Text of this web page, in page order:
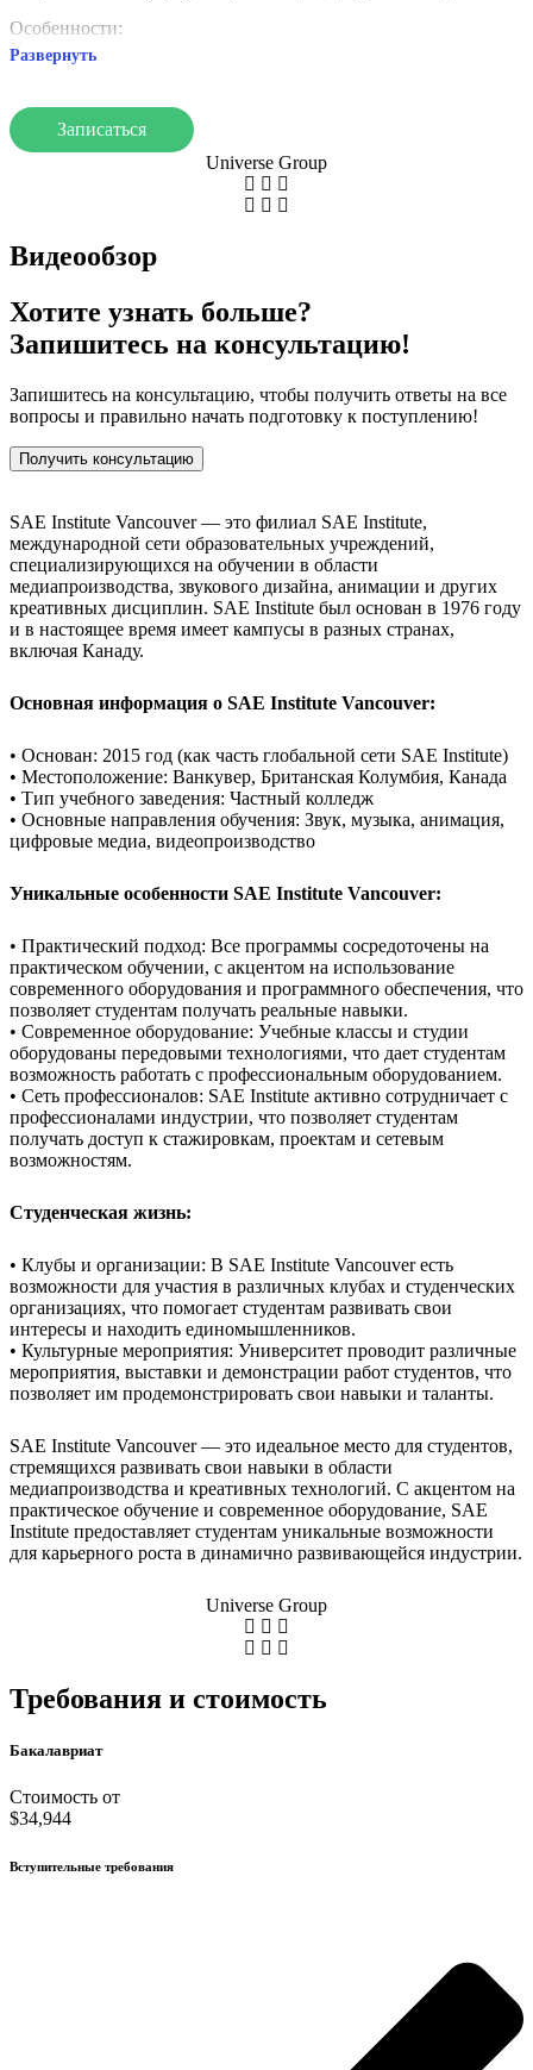
Особенности:
Практическое обучение с современным оборудованием
Сотрудничество с индустрией для стажировок и проектов
практические навыки в медиапроизводстве и креативных
технологиях.
Развернуть
Записаться
Universe Group
Видеообзор
Хотите узнать больше?
Запишитесь на консультацию!
Запишитесь на консультацию, чтобы получить ответы на все
вопросы и правильно начать подготовку к поступлению!
Получить консультацию
SAE Institute Vancouver — это филиал SAE Institute,
международной сети образовательных учреждений,
специализирующихся на обучении в области
медиапроизводства, звукового дизайна, анимации и других
креативных дисциплин. SAE Institute был основан в 1976 году
и в настоящее время имеет кампусы в разных странах,
включая Канаду.
Основная информация о SAE Institute Vancouver:
• Основан: 2015 год (как часть глобальной сети SAE Institute)
• Местоположение: Ванкувер, Британская Колумбия, Канада
• Тип учебного заведения: Частный колледж
• Основные направления обучения: Звук, музыка, анимация,
цифровые медиа, видеопроизводство
Уникальные особенности SAE Institute Vancouver:
• Практический подход: Все программы сосредоточены на
практическом обучении, с акцентом на использование
современного оборудования и программного обеспечения, что
позволяет студентам получать реальные навыки.
• Современное оборудование: Учебные классы и студии
оборудованы передовыми технологиями, что дает студентам
возможность работать с профессиональным оборудованием.
• Сеть профессионалов: SAE Institute активно сотрудничает с
профессионалами индустрии, что позволяет студентам
получать доступ к стажировкам, проектам и сетевым
возможностям.
Студенческая жизнь:
• Клубы и организации: В SAE Institute Vancouver есть
возможности для участия в различных клубах и студенческих
организациях, что помогает студентам развивать свои
интересы и находить единомышленников.
• Культурные мероприятия: Университет проводит различные
мероприятия, выставки и демонстрации работ студентов, что
позволяет им продемонстрировать свои навыки и таланты.
SAE Institute Vancouver — это идеальное место для студентов,
стремящихся развивать свои навыки в области
медиапроизводства и креативных технологий. С акцентом на
практическое обучение и современное оборудование, SAE
Institute предоставляет студентам уникальные возможности
для карьерного роста в динамично развивающейся индустрии.
Universe Group
Требования и стоимость
Бакалавриат
Стоимость от
$34,944
Вступительные требования